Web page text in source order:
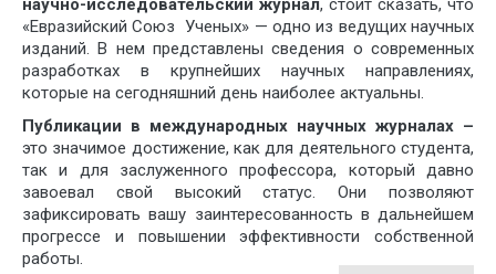
научно-исследовательский журнал, стоит сказать, что
«Евразийский Союз Ученых» — одно из ведущих научных
изданий. В нем представлены сведения о современных
разработках в крупнейших научных направлениях,
которые на сегодняшний день наиболее актуальны.
Публикации в международных научных журналах –
это значимое достижение, как для деятельного студента,
так и для заслуженного профессора, который давно
завоевал свой высокий статус. Они позволяют
зафиксировать вашу заинтересованность в дальнейшем
прогрессе и повышении эффективности собственной
работы.